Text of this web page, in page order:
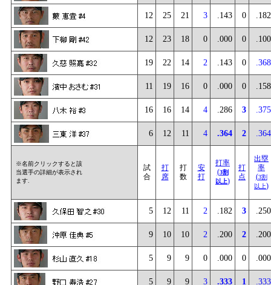
12 25 21 3 .143 0 .182
12 23 18 0 .000 0 .100
19 22 14 2 .143 0 .368
11 19 16 0 .000 0 .158
16 16 14 4 .286 3 .375
6 12 11 4 .364 2 .364
※名前クリックすると該
当選手の詳細が表示され
ます.
試
合
打
席
打
数
安
打
打率
(3割
以上)
打
点
出塁
率
(3割
以上)
5 12 11 2 .182 3 .250
9 10 10 2 .200 2 .200
5 9 9 0 .000 0 .000
5 9 9 3 .333 1 .333